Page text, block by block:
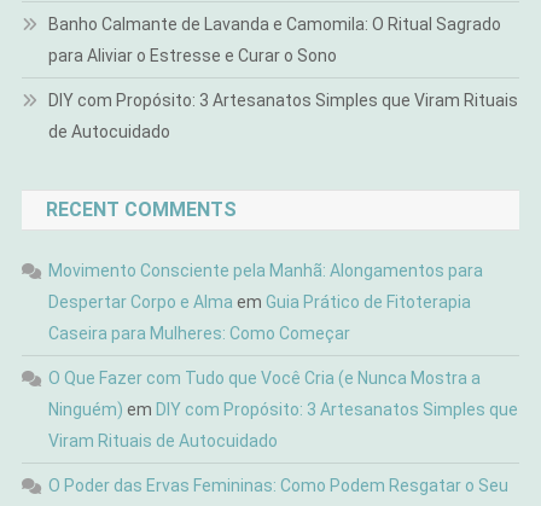
Banho Calmante de Lavanda e Camomila: O Ritual Sagrado
para Aliviar o Estresse e Curar o Sono
DIY com Propósito: 3 Artesanatos Simples que Viram Rituais
de Autocuidado
RECENT COMMENTS
Movimento Consciente pela Manhã: Alongamentos para
Despertar Corpo e Alma em Guia Prático de Fitoterapia
Caseira para Mulheres: Como Começar
O Que Fazer com Tudo que Você Cria (e Nunca Mostra a
Ninguém) em DIY com Propósito: 3 Artesanatos Simples que
Viram Rituais de Autocuidado
O Poder das Ervas Femininas: Como Podem Resgatar o Seu